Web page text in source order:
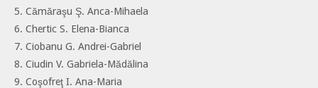
5. Cămăraşu Ş. Anca-Mihaela
6. Chertic S. Elena-Bianca
7. Ciobanu G. Andrei-Gabriel
8. Ciudin V. Gabriela-Mădălina
9. Coşofreţ I. Ana-Maria